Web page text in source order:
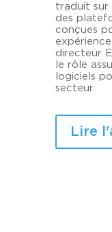
traduit sur
des
conçues
directeur
le rôle
logiciels
secteur.
Lire